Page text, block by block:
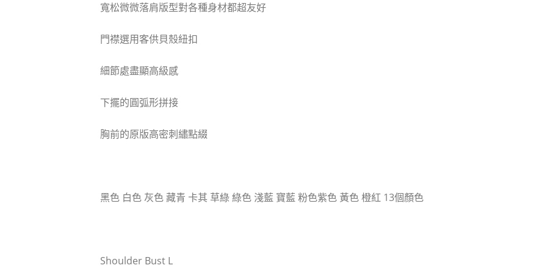
寬松微微落肩版型對各種身材都超友好
門襟選用客供貝殼紐扣
細節處盡顯高級感
下擺的圓弧形拼接
胸前的原版高密刺繡點綴
黑色 白色 灰色 藏青 卡其 草綠 綠色 淺藍 寶藍 粉色紫色 黃色 橙紅 13個顏色
Shoulder Bust L